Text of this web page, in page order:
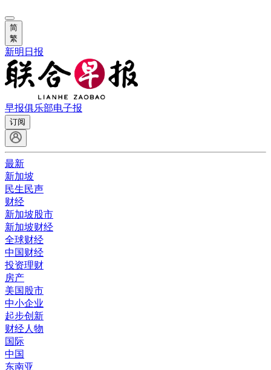
简
繁
新明日报
早报俱乐部电子报
订阅
最新
新加坡
民生民声
财经
新加坡股市
新加坡财经
全球财经
中国财经
投资理财
房产
美国股市
中小企业
起步创新
财经人物
国际
中国
东南亚